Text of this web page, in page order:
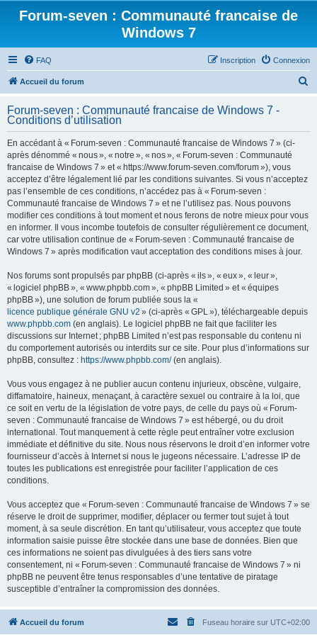
Forum-seven : Communauté francaise de
Windows 7
FAQ Connexion
Inscription
Accueil du forum
h
Forum-seven : Communauté francaise de Windows 7 -
Conditions d’utilisation
En accédant à « Forum-seven : Communauté francaise de Windows 7 » (ci-
après dénommé « nous », « notre », « nos », « Forum-seven : Communauté
francaise de Windows 7 » et « https://www.forum-seven.com/forum »), vous
acceptez d’être légalement lié par les conditions suivantes. Si vous n’acceptez
pas l’ensemble de ces conditions, n’accédez pas à « Forum-seven :
Communauté francaise de Windows 7 » et ne l’utilisez pas. Nous pouvons
modifier ces conditions à tout moment et nous ferons de notre mieux pour vous
en informer. Il vous incombe toutefois de consulter régulièrement ce document,
car votre utilisation continue de « Forum-seven : Communauté francaise de
Windows 7 » après modification vaut acceptation des conditions mises à jour.
Nos forums sont propulsés par phpBB (ci-après « ils », « eux », « leur »,
« logiciel phpBB », « www.phpbb.com », « phpBB Limited » et « équipes
phpBB »), une solution de forum publiée sous la «
licence publique générale GNU v2 » (ci-après « GPL »), téléchargeable depuis
www.phpbb.com (en anglais). Le logiciel phpBB ne fait que faciliter les
discussions sur Internet ; phpBB Limited n’est pas responsable du contenu ni
du comportement autorisés ou interdits sur ce site. Pour plus d’informations sur
phpBB, consultez : https://www.phpbb.com/(en anglais).
Vous vous engagez à ne publier aucun contenu injurieux, obscène, vulgaire,
diffamatoire, haineux, menaçant, à caractère sexuel ou contraire à la loi, que
ce soit en vertu de la législation de votre pays, de celle du pays où « Forum-
seven : Communauté francaise de Windows 7 » est hébergé, ou du droit
international. Tout manquement à cette règle peut entraîner votre exclusion
immédiate et définitive du site. Nous nous réservons le droit d’en informer votre
fournisseur d’accès à Internet si nous le jugeons nécessaire. L’adresse IP de
toutes les publications est enregistrée pour faciliter l’application de ces
conditions.
Vous acceptez que « Forum-seven : Communauté francaise de Windows 7 » se
réserve le droit de supprimer, modifier, déplacer ou fermer tout sujet à tout
moment, à sa seule discrétion. En tant qu’utilisateur, vous acceptez que toute
information saisie puisse être stockée dans une base de données. Bien que
ces informations ne soient pas divulguées à des tiers sans votre
consentement, ni « Forum-seven : Communauté francaise de Windows 7 » ni
phpBB ne peuvent être tenus responsables d’une tentative de piratage
susceptible d’entraîner la compromission des données.
Accueil du forum Fuseau horaire sur UTC+02:00